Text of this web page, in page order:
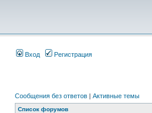
Вход Регистрация
Сообщения без ответов | Активные темы
Список форумов